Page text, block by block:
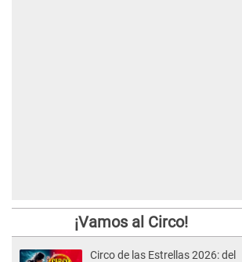
¡Vamos al Circo!
Circo de las Estrellas 2026: del